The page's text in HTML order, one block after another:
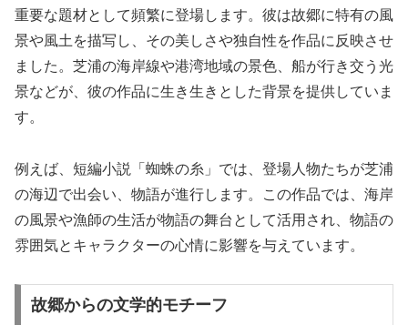
重要な題材として頻繁に登場します。彼は故郷に特有の風
景や風土を描写し、その美しさや独自性を作品に反映させ
ました。芝浦の海岸線や港湾地域の景色、船が行き交う光
景などが、彼の作品に生き生きとした背景を提供していま
す。
例えば、短編小説「蜘蛛の糸」では、登場人物たちが芝浦
の海辺で出会い、物語が進行します。この作品では、海岸
の風景や漁師の生活が物語の舞台として活用され、物語の
雰囲気とキャラクターの心情に影響を与えています。
故郷からの文学的モチーフ